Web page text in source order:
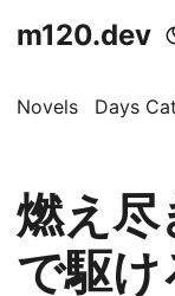
m120.dev
Novels Days
燃え尽
で駆け